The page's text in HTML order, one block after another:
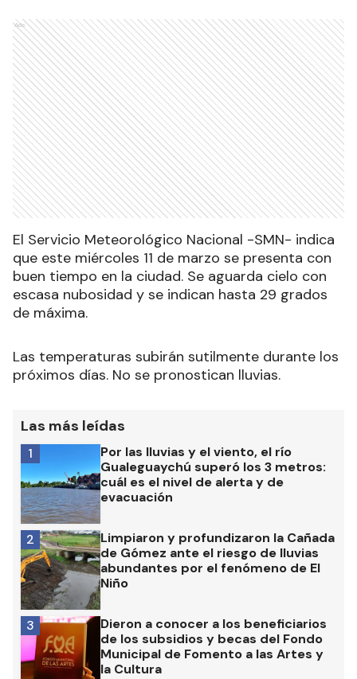
Ads
El Servicio Meteorológico Nacional -SMN- indica
que este miércoles 11 de marzo se presenta con
buen tiempo en la ciudad. Se aguarda cielo con
escasa nubosidad y se indican hasta 29 grados
de máxima.
Las temperaturas subirán sutilmente durante los
próximos días. No se pronostican lluvias.
Las más leídas
Por las lluvias y el viento, el río
Gualeguaychú superó los 3 metros:
cuál es el nivel de alerta y de
evacuación
1
Limpiaron y profundizaron la Cañada
de Gómez ante el riesgo de lluvias
abundantes por el fenómeno de El
Niño
2
Dieron a conocer a los beneficiarios
de los subsidios y becas del Fondo
Municipal de Fomento a las Artes y
la Cultura
3